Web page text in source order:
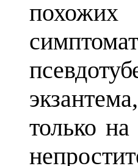
только